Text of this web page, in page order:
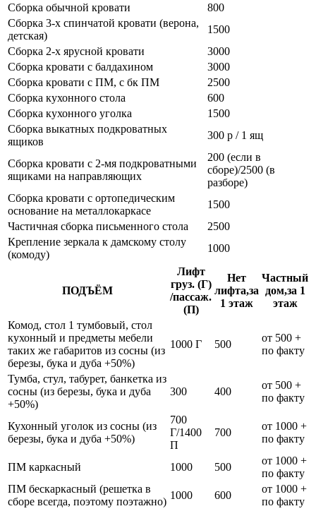
Сборка обычной кровати
800
Сборка 3-х спинчатой кровати (верона,
детская)
1500
Сборка 2-х ярусной кровати
3000
Сборка кровати с балдахином
3000
Сборка кровати с ПМ, с бк ПМ
2500
Сборка кухонного стола
600
Сборка кухонного уголка
1500
Сборка выкатных подкроватных
ящиков
300 р / 1 ящ
Сборка кровати с 2-мя подкроватными
ящиками на направляющих
200 (если в
сборе)/2500 (в
разборе)
Сборка кровати с ортопедическим
основание на металлокаркасе
1500
Частичная сборка письменного стола
2500
Крепление зеркала к дамскому столу
(комоду)
1000
ПОДЪЁМ
Лифт
груз. (Г)
/пассаж.
(П)
Нет
лифта,за
1 этаж
Частный
дом,за 1
этаж
Комод, стол 1 тумбовый, стол
кухонный и предметы мебели
таких же габаритов из сосны (из
березы, бука и дуба +50%)
1000 Г 500
от 500 +
по факту
Тумба, стул, табурет, банкетка из
сосны (из березы, бука и дуба
+50%)
300 400
от 500 +
по факту
Кухонный уголок из сосны (из
березы, бука и дуба +50%)
700
Г/1400
П
700
от 1000 +
по факту
ПМ каркасный 1000 500
от 1000 +
по факту
ПМ бескаркасный (решетка в
сборе всегда, поэтому поэтажно)
1000 600
от 1000 +
по факту